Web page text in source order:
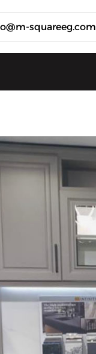
squareeg.com